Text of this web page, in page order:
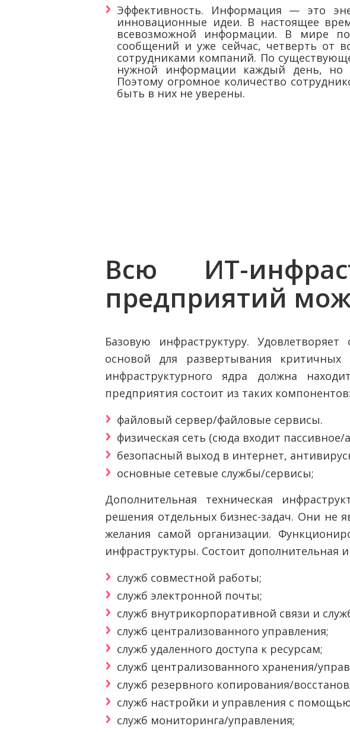
Эффективность. Информация — это
инновационные идеи. В настоящее
всевозможной информации. В мире
сообщений и уже сейчас, четверть от
сотрудниками компаний. По
нужной информации каждый день, но
Поэтому огромное количество
быть в них не уверены.
Всю ИТ-
предприятий
Базовую инфраструктуру.
основой для развертывания
инфраструктурного ядра должна
предприятия состоит из таких компонентов:
файловый сервер/файловые сервисы.
физическая сеть (сюда входит
безопасный выход в интернет,
основные сетевые службы/сервисы;
Дополнительная техническая
решения отдельных бизнес-задач. Они не
желания самой организации.
инфраструктуры. Состоит дополнительная
служб совместной работы;
служб электронной почты;
служб внутрикорпоративной связи и
служб централизованного управления;
служб удаленного доступа к ресурсам;
служб централизованного хранения/
служб резервного копирования/
служб настройки и управления с
служб мониторинга/управления;